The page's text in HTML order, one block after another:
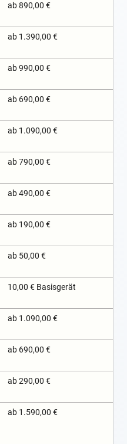
ab 890,00 €
ab 1.390,00 €
ab 990,00 €
ab 690,00 €
ab 1.090,00 €
ab 790,00 €
ab 490,00 €
ab 190,00 €
ab 50,00 €
10,00 € Basisgerät
ab 1.090,00 €
ab 690,00 €
ab 290,00 €
ab 1.590,00 €